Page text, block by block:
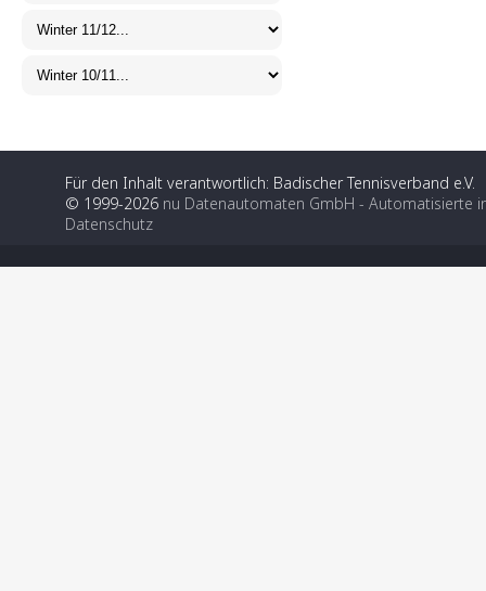
Für den Inhalt verantwortlich: Badischer Tennisverband e.V.
© 1999-2026 nu Datenautomaten GmbH - Automatisierte
Datenschutz